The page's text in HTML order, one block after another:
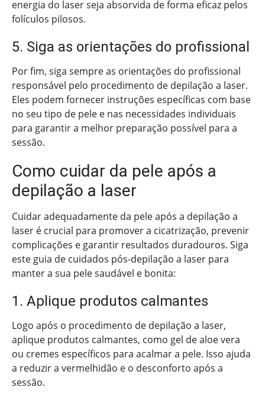
energia do laser seja absorvida de forma eficaz pelos
folículos pilosos.
5. Siga as orientações do profissional
Por fim, siga sempre as orientações do profissional
responsável pelo procedimento de depilação a laser.
Eles podem fornecer instruções específicas com base
no seu tipo de pele e nas necessidades individuais
para garantir a melhor preparação possível para a
sessão.
Como cuidar da pele após a
depilação a laser
Cuidar adequadamente da pele após a depilação a
laser é crucial para promover a cicatrização, prevenir
complicações e garantir resultados duradouros. Siga
este guia de cuidados pós-depilação a laser para
manter a sua pele saudável e bonita:
1. Aplique produtos calmantes
Logo após o procedimento de depilação a laser,
aplique produtos calmantes, como gel de aloe vera
ou cremes específicos para acalmar a pele. Isso ajuda
a reduzir a vermelhidão e o desconforto após a
sessão.